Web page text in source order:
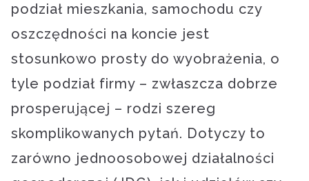
podział mieszkania, samochodu czy
oszczędności na koncie jest
stosunkowo prosty do wyobrażenia, o
tyle podział firmy – zwłaszcza dobrze
prosperującej – rodzi szereg
skomplikowanych pytań. Dotyczy to
zarówno jednoosobowej działalności